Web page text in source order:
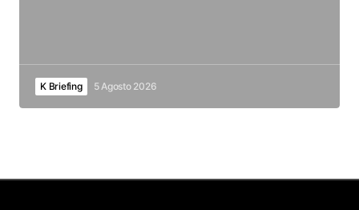
K Briefing 5 Agosto 2026